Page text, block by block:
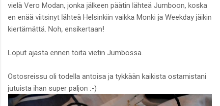
vielä Vero Modan, jonka jälkeen päätin lähteä Jumboon, koska
en enää viitsinyt lähteä Helsinkiin vaikka Monki ja Weekday jäikin
kiertämättä. Noh, ensikertaan!
Loput ajasta ennen töitä vietin Jumbossa.
Ostosreissu oli todella antoisa ja tykkään kaikista ostamistani
jutuista ihan super paljon :-)